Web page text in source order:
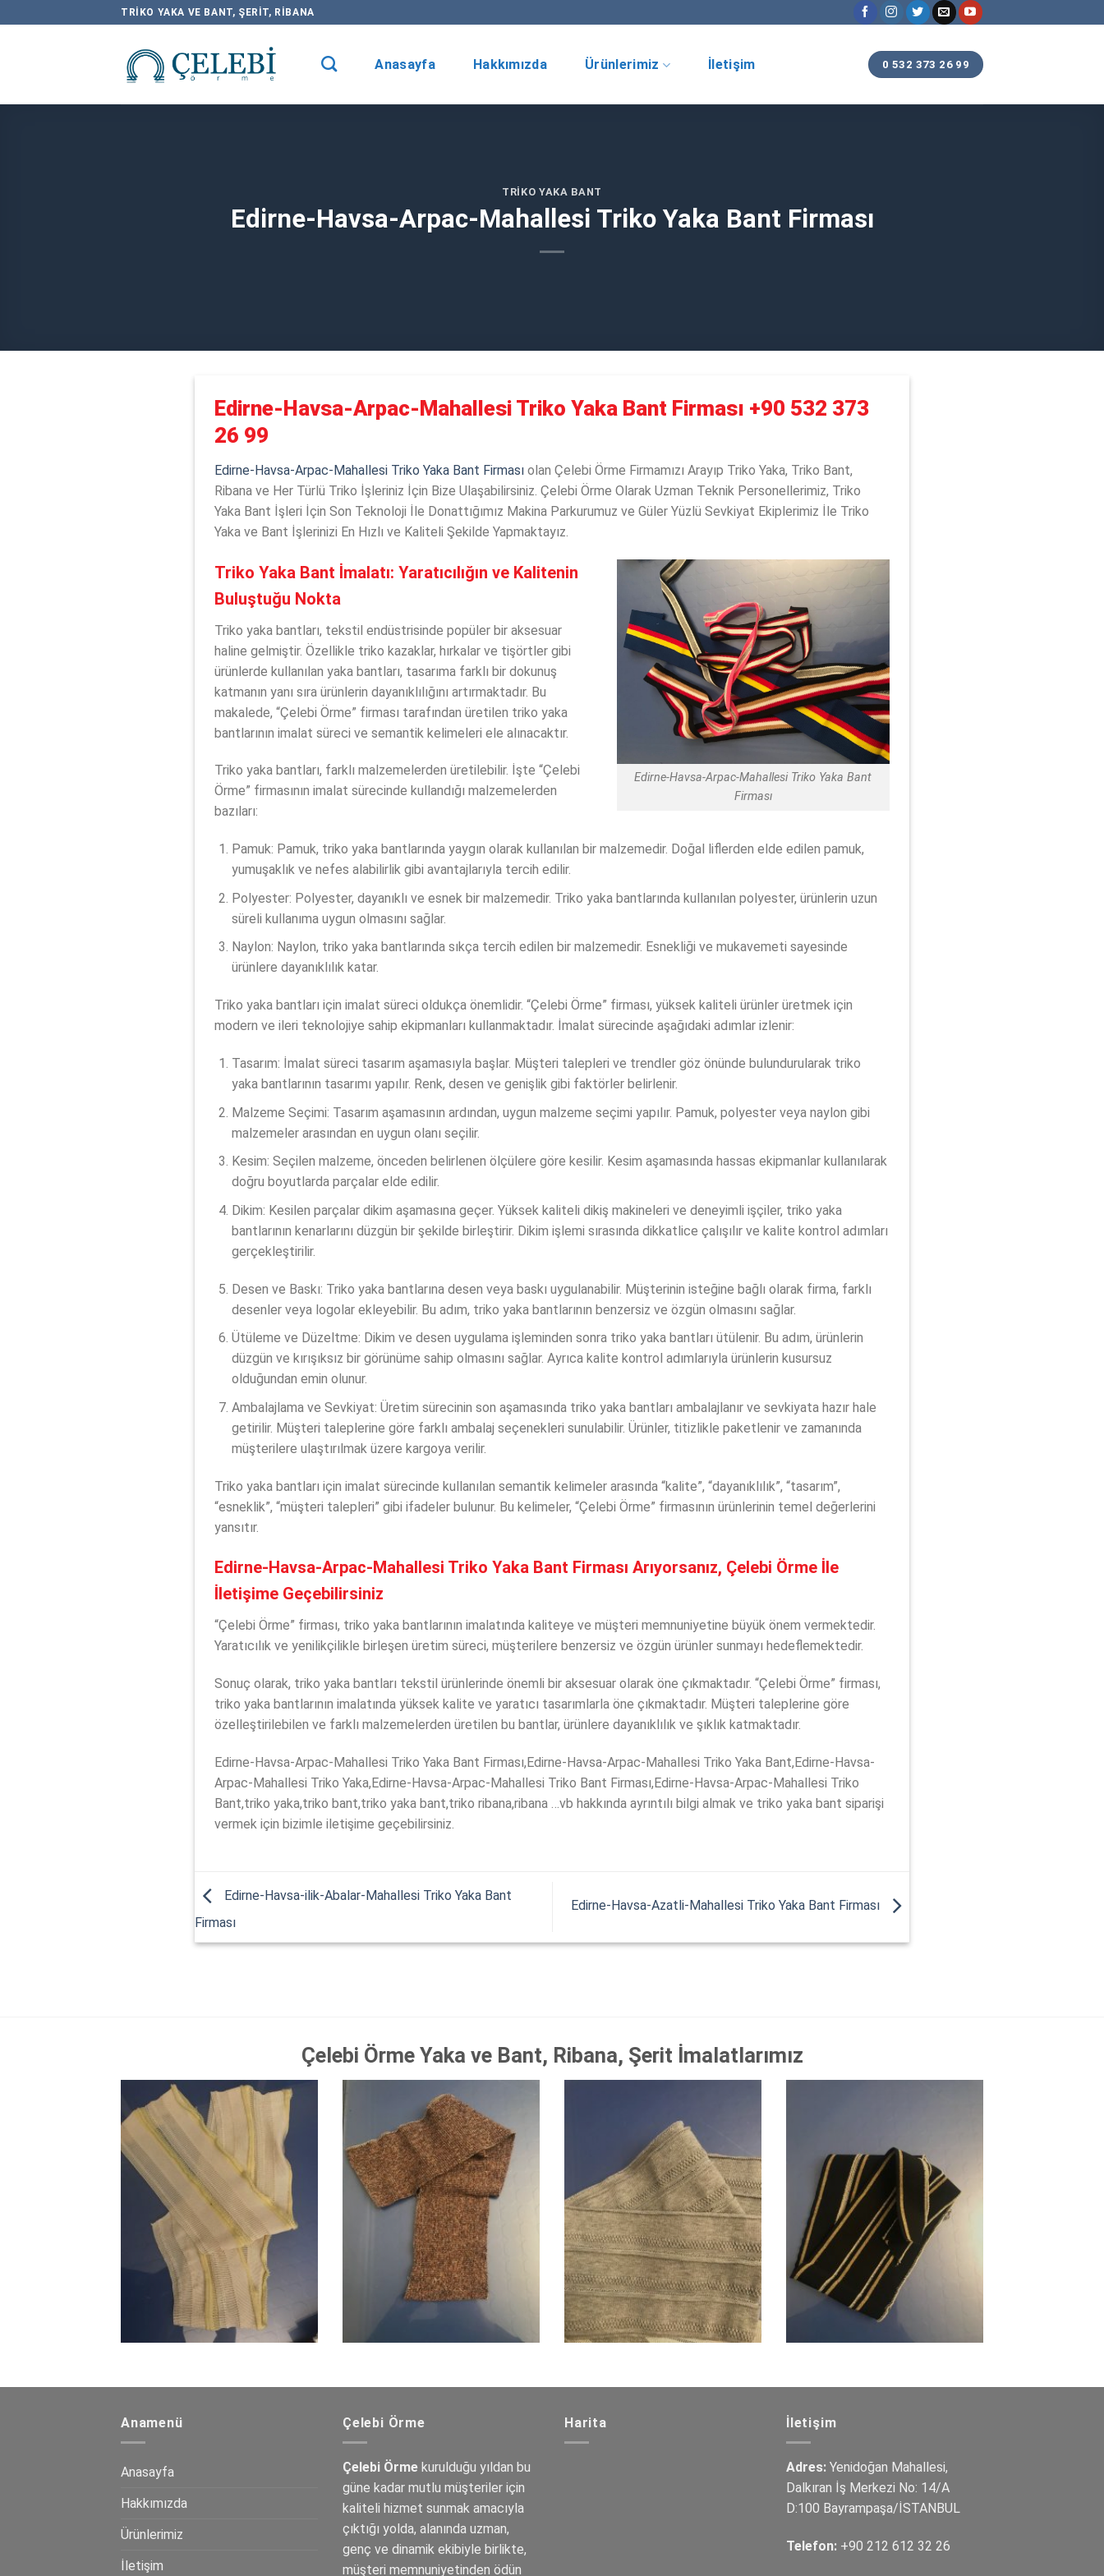
to
TRIKO YAKA VE BANT, ŞERIT, RIBANA
Anasayfa Hakkımızda Ürünlerimiz İletişim 0 532 373 26 99
TRIKO YAKA BANT
Edirne-Havsa-Arpac-Mahallesi Triko Yaka Bant Firması
Edirne-Havsa-Arpac-Mahallesi Triko Yaka Bant Firması +90 532 373
26 99
Edirne-Havsa-Arpac-Mahallesi Triko Yaka Bant Firması olan Çelebi Örme Firmamızı Arayıp Triko Yaka, Triko Bant,
Ribana ve Her Türlü Triko İşleriniz İçin Bize Ulaşabilirsiniz. Çelebi Örme Olarak Uzman Teknik Personellerimiz, Triko
Yaka Bant İşleri İçin Son Teknoloji İle Donattığımız Makina Parkurumuz ve Güler Yüzlü Sevkiyat Ekiplerimiz İle Triko
Yaka ve Bant İşlerinizi En Hızlı ve Kaliteli Şekilde Yapmaktayız.
Edirne-Havsa-Arpac-Mahallesi Triko Yaka Bant
Firması
Triko Yaka Bant İmalatı: Yaratıcılığın ve Kalitenin
Buluştuğu Nokta
Triko yaka bantları, tekstil endüstrisinde popüler bir aksesuar
haline gelmiştir. Özellikle triko kazaklar, hırkalar ve tişörtler gibi
ürünlerde kullanılan yaka bantları, tasarıma farklı bir dokunuş
katmanın yanı sıra ürünlerin dayanıklılığını artırmaktadır. Bu
makalede, “Çelebi Örme” firması tarafından üretilen triko yaka
bantlarının imalat süreci ve semantik kelimeleri ele alınacaktır.
Triko yaka bantları, farklı malzemelerden üretilebilir. İşte “Çelebi
Örme” firmasının imalat sürecinde kullandığı malzemelerden
bazıları:
Pamuk: Pamuk, triko yaka bantlarında yaygın olarak kullanılan bir malzemedir. Doğal liflerden elde edilen pamuk,
yumuşaklık ve nefes alabilirlik gibi avantajlarıyla tercih edilir.
Polyester: Polyester, dayanıklı ve esnek bir malzemedir. Triko yaka bantlarında kullanılan polyester, ürünlerin uzun
süreli kullanıma uygun olmasını sağlar.
Naylon: Naylon, triko yaka bantlarında sıkça tercih edilen bir malzemedir. Esnekliği ve mukavemeti sayesinde
ürünlere dayanıklılık katar.
Triko yaka bantları için imalat süreci oldukça önemlidir. “Çelebi Örme” firması, yüksek kaliteli ürünler üretmek için
modern ve ileri teknolojiye sahip ekipmanları kullanmaktadır. İmalat sürecinde aşağıdaki adımlar izlenir:
Tasarım: İmalat süreci tasarım aşamasıyla başlar. Müşteri talepleri ve trendler göz önünde bulundurularak triko
yaka bantlarının tasarımı yapılır. Renk, desen ve genişlik gibi faktörler belirlenir.
Malzeme Seçimi: Tasarım aşamasının ardından, uygun malzeme seçimi yapılır. Pamuk, polyester veya naylon gibi
malzemeler arasından en uygun olanı seçilir.
Kesim: Seçilen malzeme, önceden belirlenen ölçülere göre kesilir. Kesim aşamasında hassas ekipmanlar kullanılarak
doğru boyutlarda parçalar elde edilir.
Dikim: Kesilen parçalar dikim aşamasına geçer. Yüksek kaliteli dikiş makineleri ve deneyimli işçiler, triko yaka
bantlarının kenarlarını düzgün bir şekilde birleştirir. Dikim işlemi sırasında dikkatlice çalışılır ve kalite kontrol adımları
gerçekleştirilir.
Desen ve Baskı: Triko yaka bantlarına desen veya baskı uygulanabilir. Müşterinin isteğine bağlı olarak firma, farklı
desenler veya logolar ekleyebilir. Bu adım, triko yaka bantlarının benzersiz ve özgün olmasını sağlar.
Ütüleme ve Düzeltme: Dikim ve desen uygulama işleminden sonra triko yaka bantları ütülenir. Bu adım, ürünlerin
düzgün ve kırışıksız bir görünüme sahip olmasını sağlar. Ayrıca kalite kontrol adımlarıyla ürünlerin kusursuz
olduğundan emin olunur.
Ambalajlama ve Sevkiyat: Üretim sürecinin son aşamasında triko yaka bantları ambalajlanır ve sevkiyata hazır hale
getirilir. Müşteri taleplerine göre farklı ambalaj seçenekleri sunulabilir. Ürünler, titizlikle paketlenir ve zamanında
müşterilere ulaştırılmak üzere kargoya verilir.
Triko yaka bantları için imalat sürecinde kullanılan semantik kelimeler arasında “kalite”, “dayanıklılık”, “tasarım”,
“esneklik”, “müşteri talepleri” gibi ifadeler bulunur. Bu kelimeler, “Çelebi Örme” firmasının ürünlerinin temel değerlerini
yansıtır.
Edirne-Havsa-Arpac-Mahallesi Triko Yaka Bant Firması Arıyorsanız, Çelebi Örme İle
İletişime Geçebilirsiniz
“Çelebi Örme” firması, triko yaka bantlarının imalatında kaliteye ve müşteri memnuniyetine büyük önem vermektedir.
Yaratıcılık ve yenilikçilikle birleşen üretim süreci, müşterilere benzersiz ve özgün ürünler sunmayı hedeflemektedir.
Sonuç olarak, triko yaka bantları tekstil ürünlerinde önemli bir aksesuar olarak öne çıkmaktadır. “Çelebi Örme” firması,
triko yaka bantlarının imalatında yüksek kalite ve yaratıcı tasarımlarla öne çıkmaktadır. Müşteri taleplerine göre
özelleştirilebilen ve farklı malzemelerden üretilen bu bantlar, ürünlere dayanıklılık ve şıklık katmaktadır.
Edirne-Havsa-Arpac-Mahallesi Triko Yaka Bant Firması,Edirne-Havsa-Arpac-Mahallesi Triko Yaka Bant,Edirne-Havsa-
Arpac-Mahallesi Triko Yaka,Edirne-Havsa-Arpac-Mahallesi Triko Bant Firması,Edirne-Havsa-Arpac-Mahallesi Triko
Bant,triko yaka,triko bant,triko yaka bant,triko ribana,ribana …vb hakkında ayrıntılı bilgi almak ve triko yaka bant siparişi
vermek için bizimle iletişime geçebilirsiniz.
Edirne-Havsa-ilik-Abalar-Mahallesi Triko Yaka Bant
Firması
Edirne-Havsa-Azatli-Mahallesi Triko Yaka Bant Firması
Çelebi Örme Yaka ve Bant, Ribana, Şerit İmalatlarımız
Anamenü
Anasayfa
Hakkımızda
Ürünlerimiz
İletişim
Çelebi Örme
Çelebi Örme kurulduğu yıldan bu
güne kadar mutlu müşteriler için
kaliteli hizmet sunmak amacıyla
çıktığı yolda, alanında uzman,
genç ve dinamik ekibiyle birlikte,
müşteri memnuniyetinden ödün
Harita İletişim
Adres: Yenidoğan Mahallesi,
Dalkıran İş Merkezi No: 14/A
D:100 Bayrampaşa/İSTANBUL
Telefon: +90 212 612 32 26